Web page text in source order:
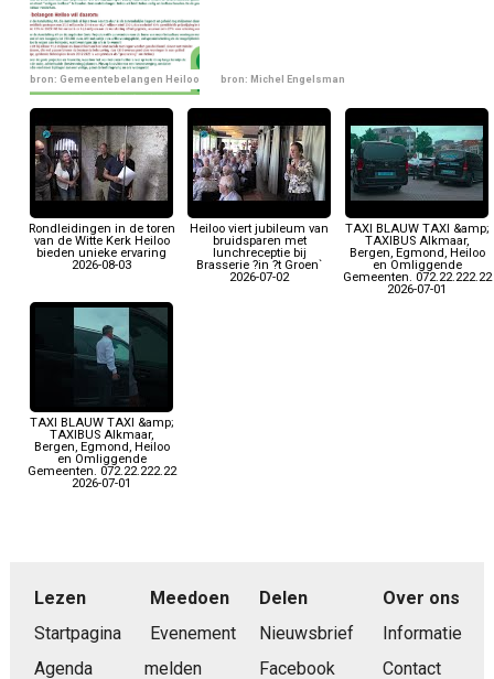
bron: Gemeentebelangen Heiloo bron: Michel Engelsman
Rondleidingen in de toren
van de Witte Kerk Heiloo
bieden unieke ervaring
2026-08-03
Heiloo viert jubileum van
bruidsparen met
lunchreceptie bij
Brasserie ?in ?t Groen`
2026-07-02
TAXI BLAUW TAXI &amp;
TAXIBUS Alkmaar,
Bergen, Egmond, Heiloo
en Omliggende
Gemeenten. 072.22.222.22
2026-07-01
TAXI BLAUW TAXI &amp;
TAXIBUS Alkmaar,
Bergen, Egmond, Heiloo
en Omliggende
Gemeenten. 072.22.222.22
2026-07-01
Lezen
Startpagina
Agenda
Meedoen
Evenement
melden
Delen
Nieuwsbrief
Facebook
Over ons
Informatie
Contact